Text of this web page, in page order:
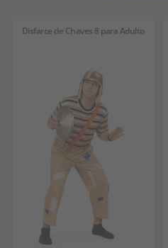
Disfarce de Chaves 8 para Adulto